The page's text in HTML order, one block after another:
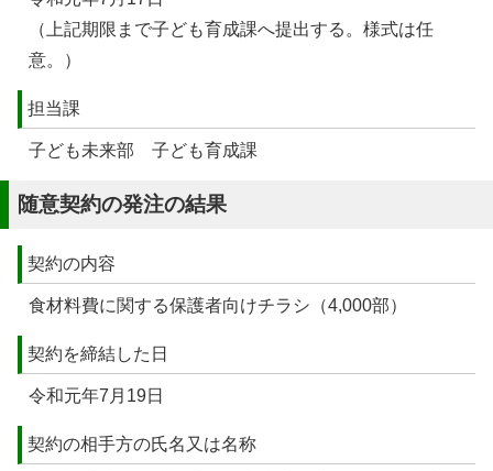
（上記期限まで子ども育成課へ提出する。様式は任
意。）
担当課
子ども未来部 子ども育成課
随意契約の発注の結果
契約の内容
食材料費に関する保護者向けチラシ（4,000部）
契約を締結した日
令和元年7月19日
契約の相手方の氏名又は名称